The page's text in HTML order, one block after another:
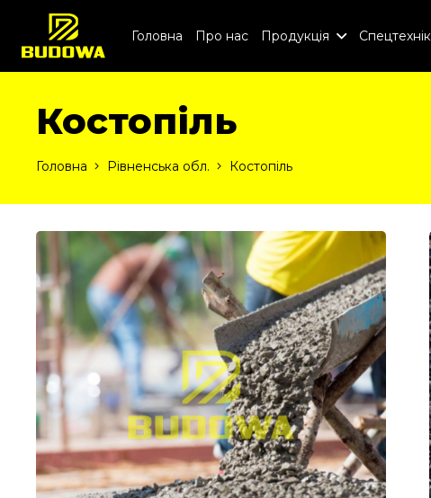
Головна Про нас Продукція
Костопіль
Головна Рівненська обл. Костопіль